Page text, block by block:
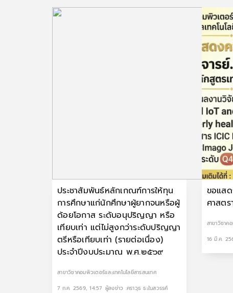
ประชาสัมพันธ์หลักเกณฑ์การให้ทุน
การศึกษาแก่นักศึกษาผู้ยากจนหรือผู้
ด้อยโอกาส ระดับอนุปริญญา หรือ
เทียบเท่า แต่ไม่สูงกว่าระดับปริญญา
ตรีหรือเทียบเท่า (รายต่อเนื่อง)
ประจำปีงบประมาณ พ.ศ.๒๕๖๙
สาขาวิชาคอมพิวเตอร์และเทคโนโลยีสารสนเทศ
7 ก.ค. 2569, 14:57 ผู้ลงข่าว :ศราวุธ ธะในสวรรค์
ขอแส
ศาสต
สาขาวิชาค
16 มี.ค.